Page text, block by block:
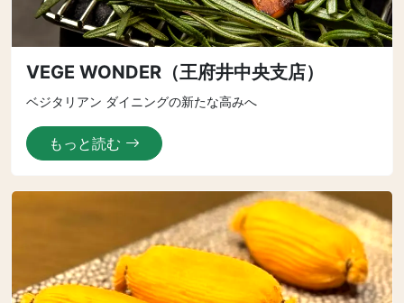
VEGE WONDER（王府井中央支店）
ベジタリアン ダイニングの新たな高みへ
もっと読む